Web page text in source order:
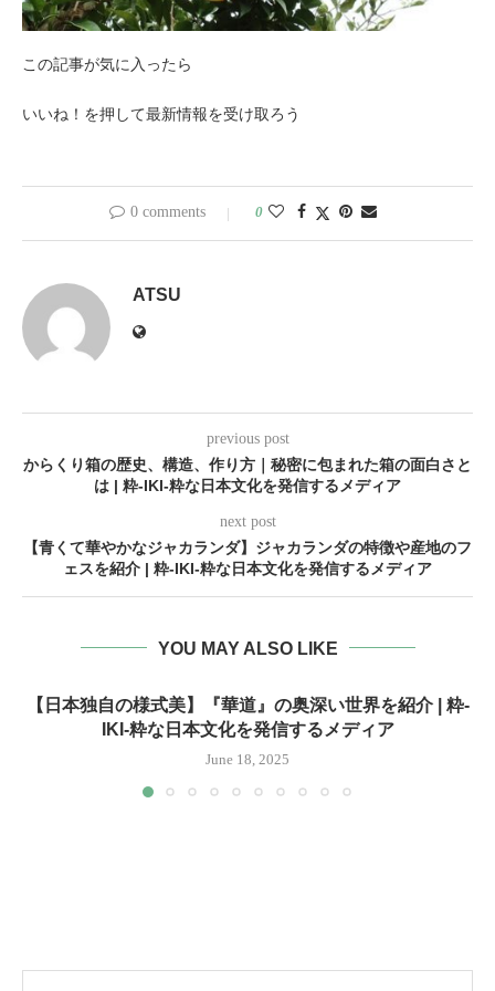
この記事が気に入ったら
いいね！を押して最新情報を受け取ろう
0 comments 0
ATSU
previous post
からくり箱の歴史、構造、作り方｜秘密に包まれた箱の面白さと
は | 粋-IKI-粋な日本文化を発信するメディア
next post
【青くて華やかなジャカランダ】ジャカランダの特徴や産地のフ
ェスを紹介 | 粋-IKI-粋な日本文化を発信するメディア
YOU MAY ALSO LIKE
【日本独自の様式美】『華道』の奥深い世界を紹介 | 粋-
IKI-粋な日本文化を発信するメディア
June 18, 2025